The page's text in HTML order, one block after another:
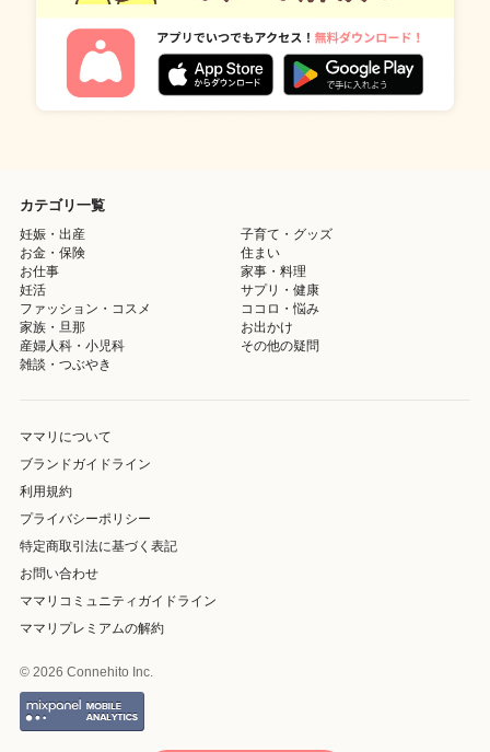
カテゴリ一覧
妊娠・出産
子育て・グッズ
お金・保険
住まい
お仕事
家事・料理
妊活
サプリ・健康
ファッション・コスメ
ココロ・悩み
家族・旦那
お出かけ
産婦人科・小児科
その他の疑問
雑談・つぶやき
ママリについて
ブランドガイドライン
利用規約
プライバシーポリシー
特定商取引法に基づく表記
お問い合わせ
ママリコミュニティガイドライン
ママリプレミアムの解約
© 2026 Connehito Inc.